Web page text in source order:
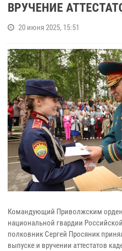
ВРУЧЕНИЕ
20 июня 2025, 15:51
Командующий Приволжским
национальной гвардии
полковник Сергей Просяник
выпуске и вручении аттестатов